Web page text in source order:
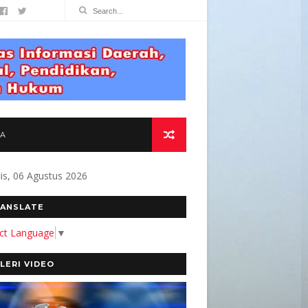
MEDIA YANG AKURAT
06 Agustus 2026
Language ▼
VIDEO